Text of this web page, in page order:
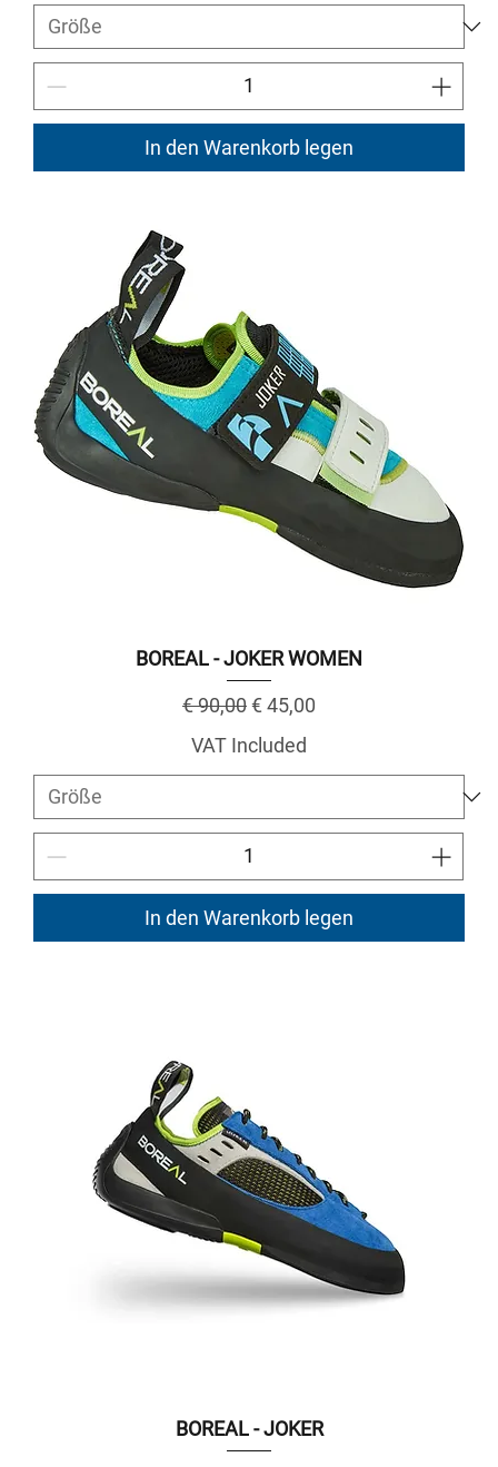
In den Warenkorb legen
BOREAL - JOKER WOMEN
Regular Price
€ 90,00Sale Price
€ 45,00
VAT Included
In den Warenkorb legen
BOREAL - JOKER